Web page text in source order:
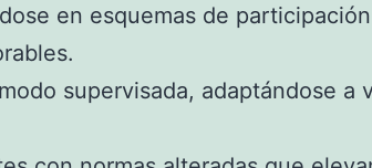
en esquemas de
supervisada, adaptándose a